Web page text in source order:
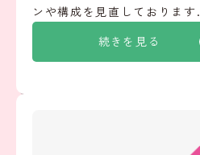
続きを見る
ンや構成を見直しておりま